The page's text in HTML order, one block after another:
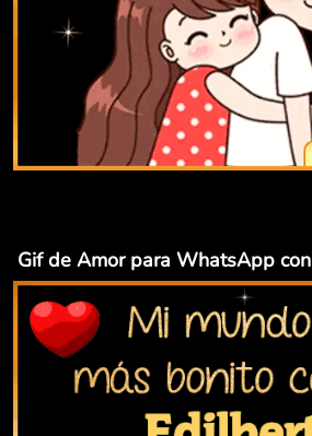
Gif de Amor para WhatsApp